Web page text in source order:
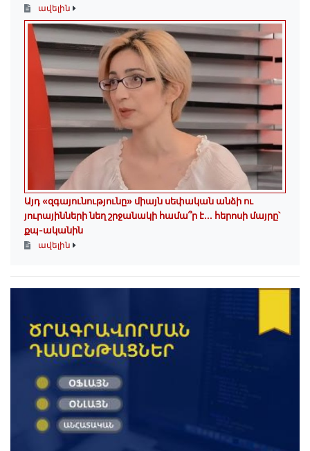
ավելին
Այդ «զգայունությունը» միայն սեփական անձի ու
յուրայինների նեղ շրջանակի համա՞ր է․․․ հերոսի մայրը՝
քպ-ականին
ավելին